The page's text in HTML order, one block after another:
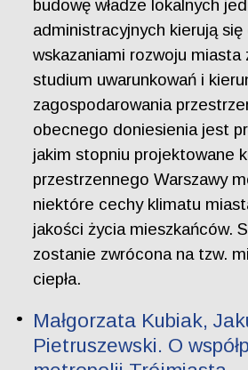
budowę władze lokalnych
administracyjnych kierują się
wskazaniami rozwoju miasta
studium uwarunkowań i
zagospodarowania
obecnego doniesienia jest
jakim stopniu projektowane
przestrzennego Warszawy
niektóre cechy klimatu
jakości życia mieszkańców.
zostanie zwrócona na tzw.
ciepła.
Małgorzata Kubiak,
Pietruszewski. O